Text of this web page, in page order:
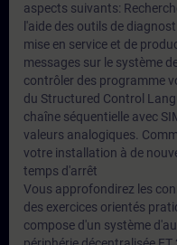
aspects suivants:
l'aide des outils de
mise en service et de
messages sur le système
contrôler des programme
du Structured Control
chaîne séquentielle avec
valeurs analogiques.
votre installation à de
temps d'arrêt
Vous approfondirez les
des exercices orientés
compose d'un système